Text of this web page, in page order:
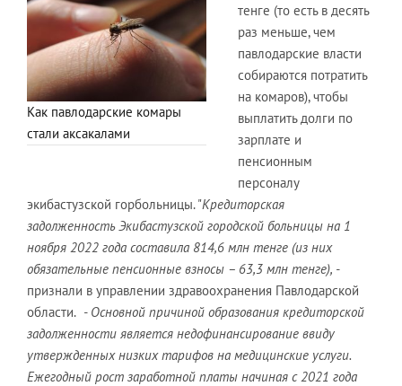
Как павлодарские комары
стали аксакалами
тенге (то есть в десять
раз меньше, чем
павлодарские власти
собираются потратить
на комаров), чтобы
выплатить долги по
зарплате и
пенсионным
персоналу
экибастузской горбольницы. "Кредиторская
задолженность Экибастузской городской больницы на 1
ноября 2022 года составила 814,6 млн тенге (из них
обязательные пенсионные взносы – 63,3 млн тенге), -
признали в управлении здравоохранения Павлодарской
области. - Основной причиной образования кредиторской
задолженности является недофинансирование ввиду
утвержденных низких тарифов на медицинские услуги.
Ежегодный рост заработной платы начиная с 2021 года